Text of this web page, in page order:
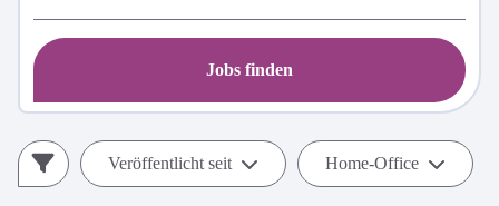
Jobs finden
Veröffentlicht seit Home-Office